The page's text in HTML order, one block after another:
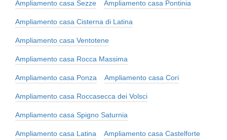
Ampliamento casa Sezze Ampliamento casa Pontinia
Ampliamento casa Cisterna di Latina
Ampliamento casa Ventotene
Ampliamento casa Rocca Massima
Ampliamento casa Ponza Ampliamento casa Cori
Ampliamento casa Roccasecca dei Volsci
Ampliamento casa Spigno Saturnia
Ampliamento casa Latina Ampliamento casa Castelforte